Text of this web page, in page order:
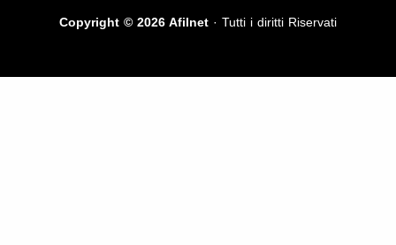
Copyright © 2026 Afilnet · Tutti i diritti Riservati